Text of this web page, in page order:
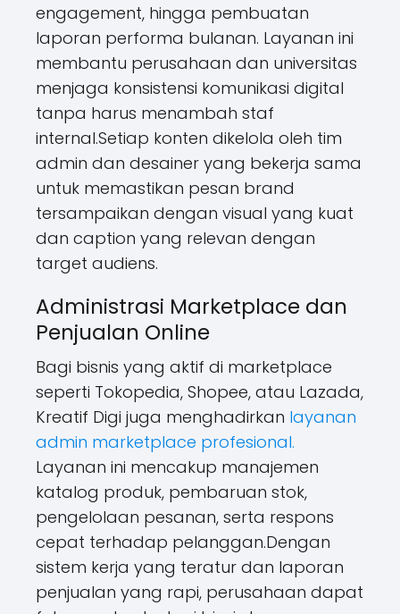
engagement, hingga pembuatan
laporan performa bulanan. Layanan ini
membantu perusahaan dan universitas
menjaga konsistensi komunikasi digital
tanpa harus menambah staf
internal.Setiap konten dikelola oleh tim
admin dan desainer yang bekerja sama
untuk memastikan pesan brand
tersampaikan dengan visual yang kuat
dan caption yang relevan dengan
target audiens.
Administrasi Marketplace dan
Penjualan Online
Bagi bisnis yang aktif di marketplace
seperti Tokopedia, Shopee, atau Lazada,
Kreatif Digi juga menghadirkan layanan
admin marketplace profesional.
Layanan ini mencakup manajemen
katalog produk, pembaruan stok,
pengelolaan pesanan, serta respons
cepat terhadap pelanggan.Dengan
sistem kerja yang teratur dan laporan
penjualan yang rapi, perusahaan dapat